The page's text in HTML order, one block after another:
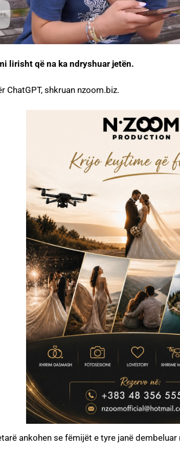
lirisht që na ka ndryshuar jetën.
ChatGPT, shkruan nzoom.biz.
ankohen se fëmijët e tyre janë